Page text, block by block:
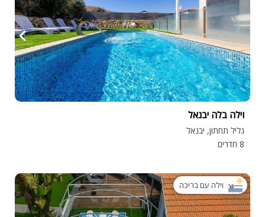
וילה בלה יבנאל
גליל תחתון, יבנאל
8 חדרים
וילה עם בריכה